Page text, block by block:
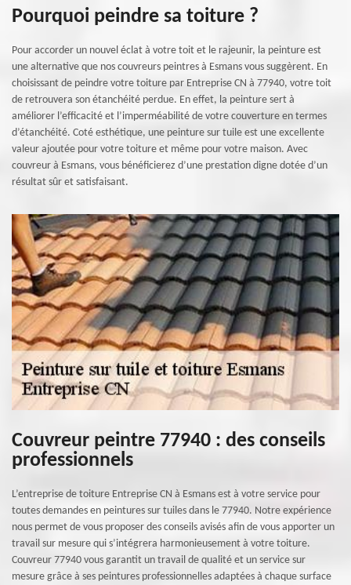
Pourquoi peindre sa toiture ?
Pour accorder un nouvel éclat à votre toit et le rajeunir, la peinture est
une alternative que nos couvreurs peintres à Esmans vous suggèrent. En
choisissant de peindre votre toiture par Entreprise CN à 77940, votre toit
de retrouvera son étanchéité perdue. En effet, la peinture sert à
améliorer l’efficacité et l’imperméabilité de votre couverture en termes
d’étanchéité. Coté esthétique, une peinture sur tuile est une excellente
valeur ajoutée pour votre toiture et même pour votre maison. Avec
couvreur à Esmans, vous bénéficierez d’une prestation digne dotée d’un
résultat sûr et satisfaisant.
Couvreur peintre 77940 : des conseils
professionnels
L’entreprise de toiture Entreprise CN à Esmans est à votre service pour
toutes demandes en peintures sur tuiles dans le 77940. Notre expérience
nous permet de vous proposer des conseils avisés afin de vous apporter un
travail sur mesure qui s’intégrera harmonieusement à votre toiture.
Couvreur 77940 vous garantit un travail de qualité et un service sur
mesure grâce à ses peintures professionnelles adaptées à chaque surface